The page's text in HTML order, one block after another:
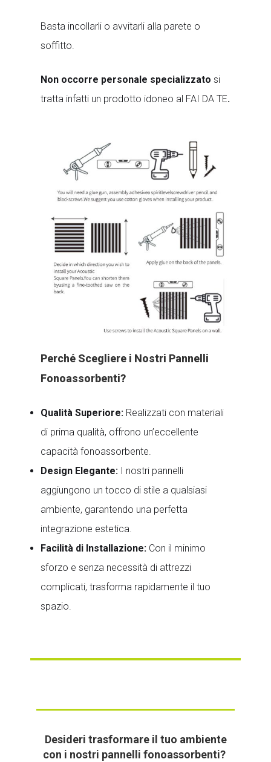
Basta incollarli o avvitarli alla parete o
soffitto.
Non occorre personale specializzato si
tratta infatti un prodotto idoneo al FAI DA TE.
Perché Scegliere i Nostri Pannelli
Fonoassorbenti?
Qualità Superiore: Realizzati con materiali
di prima qualità, offrono un’eccellente
capacità fonoassorbente.
Design Elegante: I nostri pannelli
aggiungono un tocco di stile a qualsiasi
ambiente, garantendo una perfetta
integrazione estetica.
Facilità di Installazione: Con il minimo
sforzo e senza necessità di attrezzi
complicati, trasforma rapidamente il tuo
spazio.
Desideri trasformare il tuo ambiente
con i nostri pannelli fonoassorbenti?